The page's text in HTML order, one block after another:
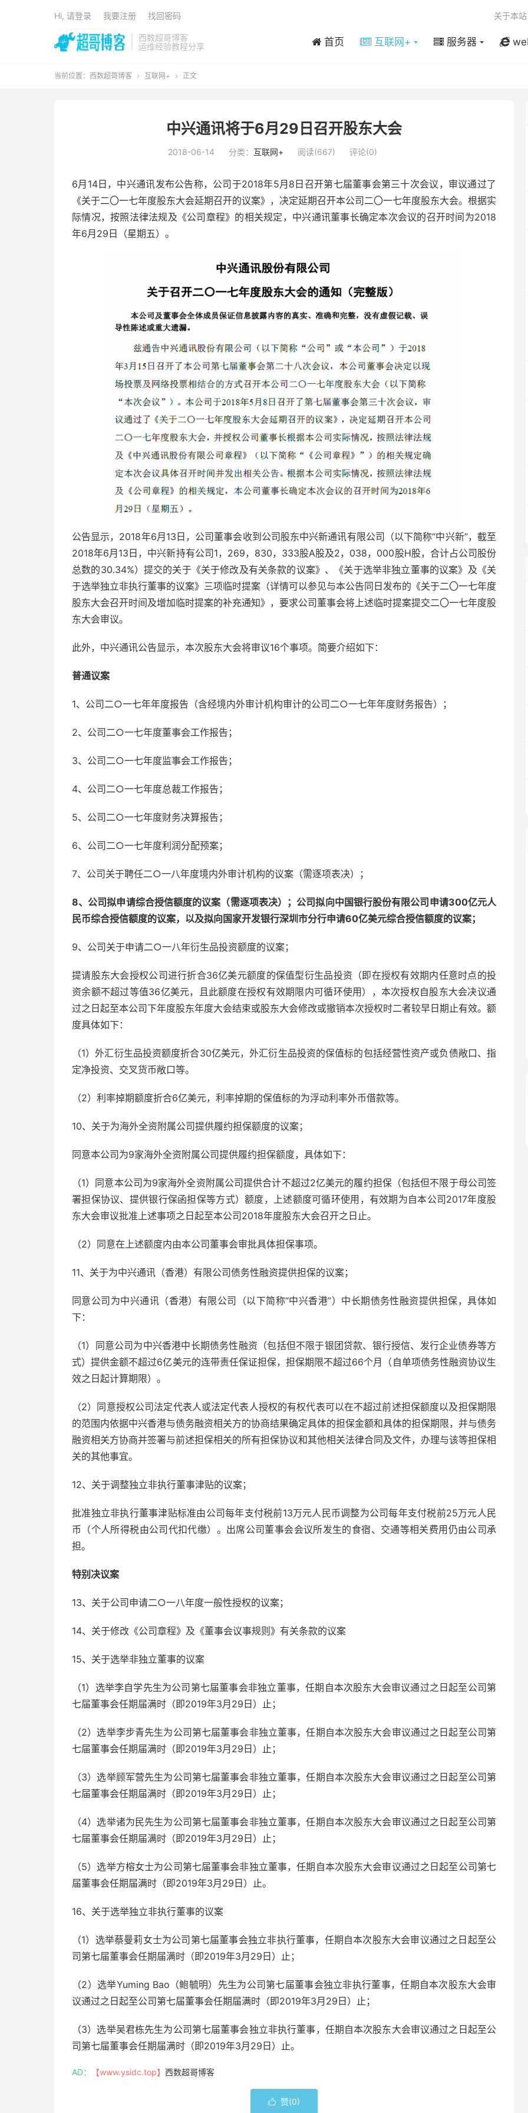
西数超哥博客
运维经验教程分享
首页 互联网+ 服务器
关于本站
Hi, 请登录 我要注册 找回密码
当前位置： 西数超哥博客  互联网+  正文
中兴通讯将于6月29日召开股东大会
2018-06-14 分类： 互联网+ 阅读(667) 评论(0)
6月14日，中兴通讯发布公告称，公司于2018年5月8日召开第七届董事会第三十次会议，审议通过了
《关于二〇一七年度股东大会延期召开的议案》，决定延期召开本公司二〇一七年度股东大会。根据实
际情况，按照法律法规及《公司章程》的相关规定，中兴通讯董事长确定本次会议的召开时间为2018
年6月29日（星期五）。
公告显示，2018年6月13日，公司董事会收到公司股东中兴新通讯有限公司（以下简称“中兴新”，截至
2018年6月13日，中兴新持有公司1，269，830，333股A股及2，038，000股H股，合计占公司股份
总数的30.34%）提交的关于《关于修改及有关条款的议案》、《关于选举非独立董事的议案》及《关
于选举独立非执行董事的议案》三项临时提案（详情可以参见与本公告同日发布的《关于二〇一七年度
股东大会召开时间及增加临时提案的补充通知》，要求公司董事会将上述临时提案提交二〇一七年度股
东大会审议。
此外，中兴通讯公告显示，本次股东大会将审议16个事项。简要介绍如下：
普通议案
1、公司二○一七年年度报告（含经境内外审计机构审计的公司二○一七年年度财务报告）；
2、公司二○一七年度董事会工作报告；
3、公司二○一七年度监事会工作报告；
4、公司二○一七年度总裁工作报告；
5、公司二○一七年度财务决算报告；
6、公司二○一七年度利润分配预案；
7、公司关于聘任二○一八年度境内外审计机构的议案（需逐项表决）；
8、公司拟申请综合授信额度的议案（需逐项表决）；公司拟向中国银行股份有限公司申请300亿元人
民币综合授信额度的议案，以及拟向国家开发银行深圳市分行申请60亿美元综合授信额度的议案；
9、公司关于申请二○一八年衍生品投资额度的议案；
提请股东大会授权公司进行折合36亿美元额度的保值型衍生品投资（即在授权有效期内任意时点的投
资余额不超过等值36亿美元，且此额度在授权有效期限内可循环使用），本次授权自股东大会决议通
过之日起至本公司下年度股东年度大会结束或股东大会修改或撤销本次授权时二者较早日期止有效。额
度具体如下：
（1）外汇衍生品投资额度折合30亿美元，外汇衍生品投资的保值标的包括经营性资产或负债敞口、指
定净投资、交叉货币敞口等。
（2）利率掉期额度折合6亿美元，利率掉期的保值标的为浮动利率外币借款等。
10、关于为海外全资附属公司提供履约担保额度的议案；
同意本公司为9家海外全资附属公司提供履约担保额度，具体如下：
（1）同意本公司为9家海外全资附属公司提供合计不超过2亿美元的履约担保（包括但不限于母公司签
署担保协议、提供银行保函担保等方式）额度，上述额度可循环使用，有效期为自本公司2017年度股
东大会审议批准上述事项之日起至本公司2018年度股东大会召开之日止。
（2）同意在上述额度内由本公司董事会审批具体担保事项。
11、关于为中兴通讯（香港）有限公司债务性融资提供担保的议案；
同意公司为中兴通讯（香港）有限公司（以下简称“中兴香港”）中长期债务性融资提供担保，具体如
下：
（1）同意公司为中兴香港中长期债务性融资（包括但不限于银团贷款、银行授信、发行企业债券等方
式）提供金额不超过6亿美元的连带责任保证担保，担保期限不超过66个月（自单项债务性融资协议生
效之日起计算期限）。
（2）同意授权公司法定代表人或法定代表人授权的有权代表可以在不超过前述担保额度以及担保期限
的范围内依据中兴香港与债务融资相关方的协商结果确定具体的担保金额和具体的担保期限，并与债务
融资相关方协商并签署与前述担保相关的所有担保协议和其他相关法律合同及文件，办理与该等担保相
关的其他事宜。
12、关于调整独立非执行董事津贴的议案；
批准独立非执行董事津贴标准由公司每年支付税前13万元人民币调整为公司每年支付税前25万元人民
币（个人所得税由公司代扣代缴）。出席公司董事会会议所发生的食宿、交通等相关费用仍由公司承
担。
特别决议案
13、关于公司申请二○一八年度一般性授权的议案；
14、关于修改《公司章程》及《董事会议事规则》有关条款的议案
15、关于选举非独立董事的议案
（1）选举李自学先生为公司第七届董事会非独立董事，任期自本次股东大会审议通过之日起至公司第
七届董事会任期届满时（即2019年3月29日）止；
（2）选举李步青先生为公司第七届董事会非独立董事，任期自本次股东大会审议通过之日起至公司第
七届董事会任期届满时（即2019年3月29日）止；
（3）选举顾军营先生为公司第七届董事会非独立董事，任期自本次股东大会审议通过之日起至公司第
七届董事会任期届满时（即2019年3月29日）止；
（4）选举诸为民先生为公司第七届董事会非独立董事，任期自本次股东大会审议通过之日起至公司第
七届董事会任期届满时（即2019年3月29日）止；
（5）选举方榕女士为公司第七届董事会非独立董事，任期自本次股东大会审议通过之日起至公司第七
届董事会任期届满时（即2019年3月29日）止。
16、关于选举独立非执行董事的议案
（1）选举蔡曼莉女士为公司第七届董事会独立非执行董事，任期自本次股东大会审议通过之日起至公
司第七届董事会任期届满时（即2019年3月29日）止；
（2）选举Yuming Bao（鲍毓明）先生为公司第七届董事会独立非执行董事，任期自本次股东大会审
议通过之日起至公司第七届董事会任期届满时（即2019年3月29日）止；
（3）选举吴君栋先生为公司第七届董事会独立非执行董事，任期自本次股东大会审议通过之日起至公
司第七届董事会任期届满时（即2019年3月29日）止。
AD： 【www.ysidc.top】 西数超哥博客
 赞(0)